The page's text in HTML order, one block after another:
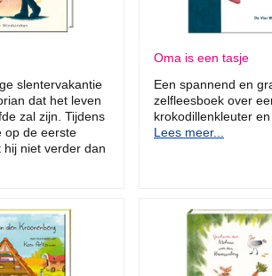
slentervakantie
dat het leven
zal zijn. Tijdens
op de eerste
hij niet verder dan
Oma is een tasje
Een spannend en
zelfleesboek over
krokodillenkleuter
Lees meer...